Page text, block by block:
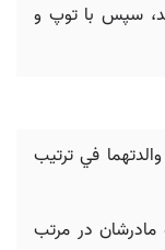
سپس با توپ و
في ترتيب
در مرتب